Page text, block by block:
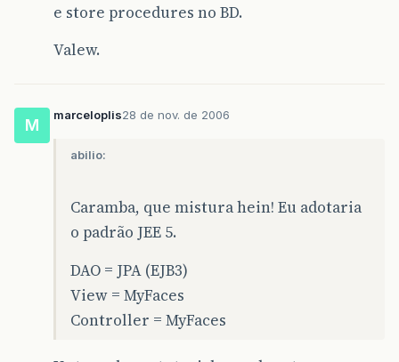
e store procedures no BD.
Valew.
M
marceloplis28 de nov. de 2006
abilio:
Caramba, que mistura hein! Eu adotaria
o padrão JEE 5.
DAO = JPA (EJB3)
View = MyFaces
Controller = MyFaces